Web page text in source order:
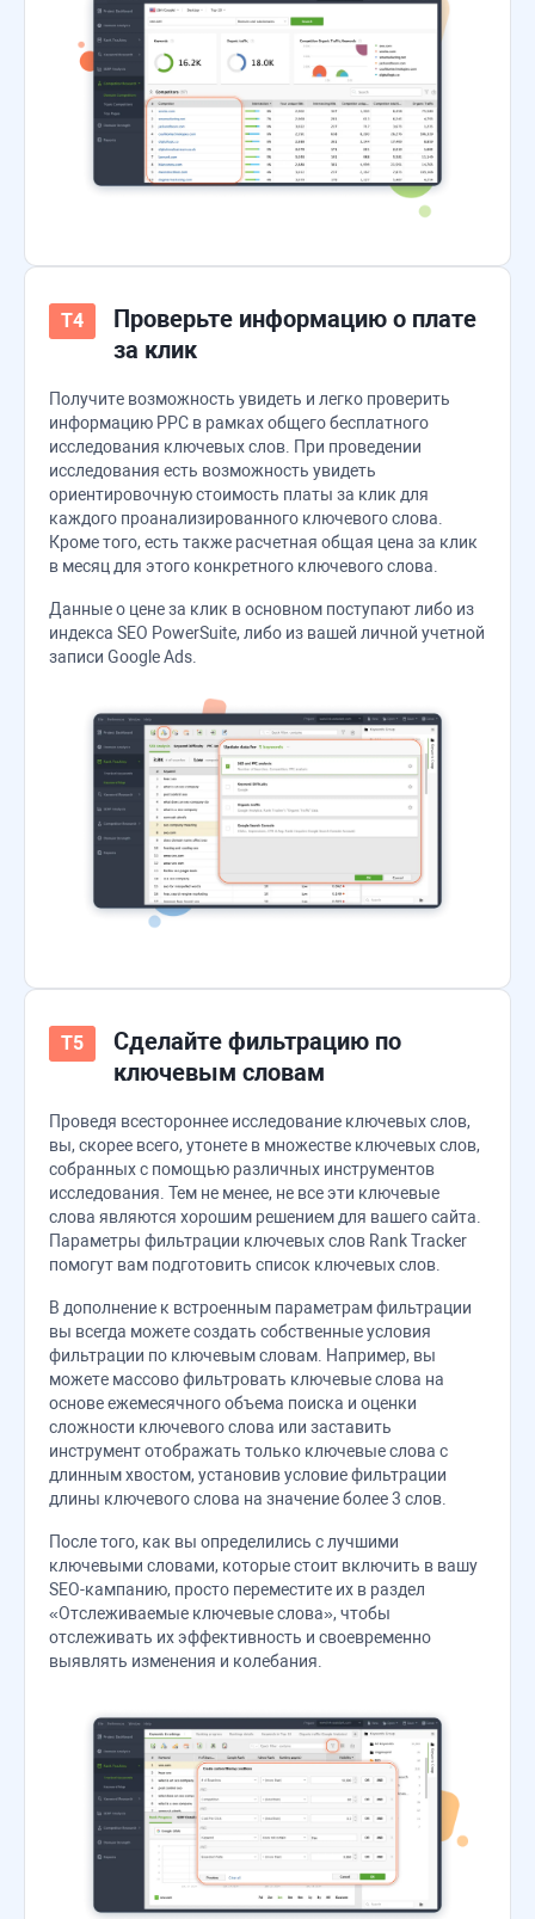
Проверьте информацию о плате
за клик
Получите возможность увидеть и легко проверить
информацию PPC в рамках общего бесплатного
исследования ключевых слов. При проведении
исследования есть возможность увидеть
ориентировочную стоимость платы за клик для
каждого проанализированного ключевого слова.
Кроме того, есть также расчетная общая цена за клик
в месяц для этого конкретного ключевого слова.
Данные о цене за клик в основном поступают либо из
индекса SEO PowerSuite, либо из вашей личной учетной
записи Google Ads.
Сделайте фильтрацию по
ключевым словам
Проведя всестороннее исследование ключевых слов,
вы, скорее всего, утонете в множестве ключевых слов,
собранных с помощью различных инструментов
исследования. Тем не менее, не все эти ключевые
слова являются хорошим решением для вашего сайта.
Параметры фильтрации ключевых слов Rank Tracker
помогут вам подготовить список ключевых слов.
В дополнение к встроенным параметрам фильтрации
вы всегда можете создать собственные условия
фильтрации по ключевым словам. Например, вы
можете массово фильтровать ключевые слова на
основе ежемесячного объема поиска и оценки
сложности ключевого слова или заставить
инструмент отображать только ключевые слова с
длинным хвостом, установив условие фильтрации
длины ключевого слова на значение более 3 слов.
После того, как вы определились с лучшими
ключевыми словами, которые стоит включить в вашу
SEO-кампанию, просто переместите их в раздел
«Отслеживаемые ключевые слова», чтобы
отслеживать их эффективность и своевременно
выявлять изменения и колебания.